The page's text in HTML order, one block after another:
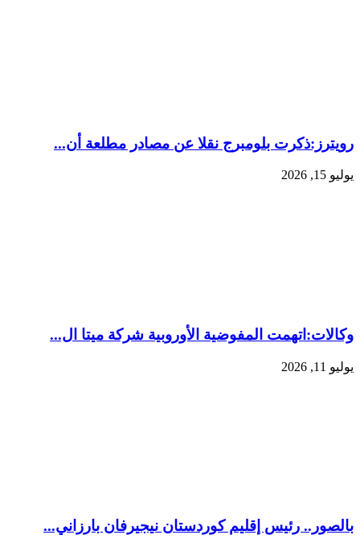
رويترز:‏ذكرت بلومبرج نقلا ​عن مصادر مطلعة ‌أن...
يوليو 15, 2026
وكالات:‏اتهمت المفوضية الأوروبية شركة ميتا ال...
يوليو 11, 2026
بالصور.. رئيس إقليم كوردستان نيجيرفان بارزاني...